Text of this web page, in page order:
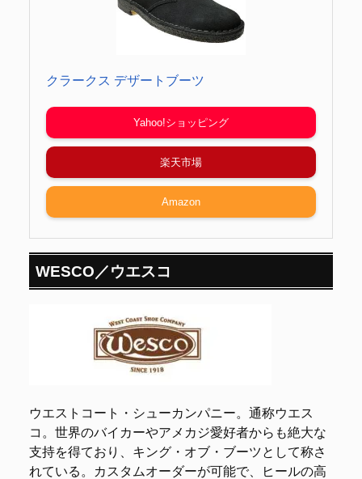
クラークス デザートブーツ
Yahoo!ショッピング
楽天市場
Amazon
WESCO／ウエスコ
ウエストコート・シューカンパニー。通称ウエス
コ。世界のバイカーやアメカジ愛好者からも絶大な
支持を得ており、キング・オブ・ブーツとして称さ
れている。カスタムオーダーが可能で、ヒールの高